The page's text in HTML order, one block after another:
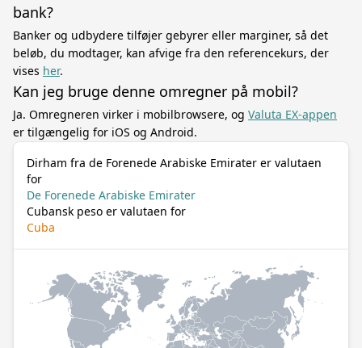
bank?
Banker og udbydere tilføjer gebyrer eller marginer, så det
beløb, du modtager, kan afvige fra den referencekurs, der
vises her.
Kan jeg bruge denne omregner på mobil?
Ja. Omregneren virker i mobilbrowsere, og Valuta EX-appen
er tilgængelig for iOS og Android.
Dirham fra de Forenede Arabiske Emirater er valutaen
for
De Forenede Arabiske Emirater
Cubansk peso er valutaen for
Cuba